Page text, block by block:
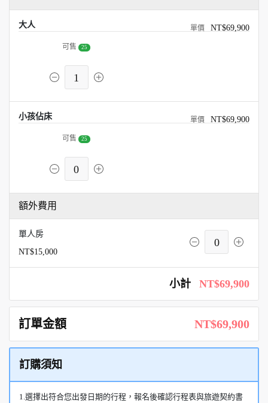
大人 NT$69,900
可售 25
1
小孩佔床 NT$69,900
可售 25
0
額外費用
單人房
NT$15,000
0
小計 NT$69,900
訂單金額 NT$69,900
訂購須知
1.選擇出符合您出發日期的行程，報名後確認行程表與旅遊契約書